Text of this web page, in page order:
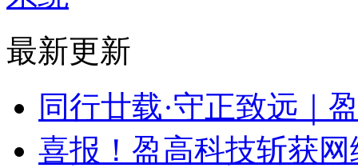
最新更新
同行廿载·守正致远｜
喜报！盈高科技斩获